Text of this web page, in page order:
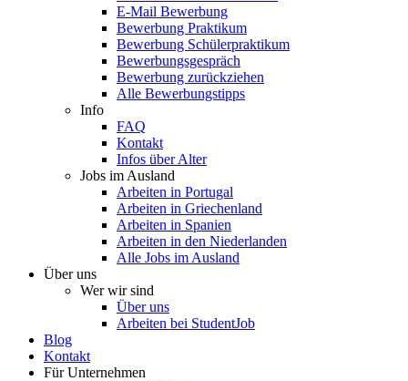
E-Mail Bewerbung
Bewerbung Praktikum
Bewerbung Schülerpraktikum
Bewerbungsgespräch
Bewerbung zurückziehen
Alle Bewerbungstipps
Info
FAQ
Kontakt
Infos über Alter
Jobs im Ausland
Arbeiten in Portugal
Arbeiten in Griechenland
Arbeiten in Spanien
Arbeiten in den Niederlanden
Alle Jobs im Ausland
Über uns
Wer wir sind
Über uns
Arbeiten bei StudentJob
Blog
Kontakt
Für Unternehmen